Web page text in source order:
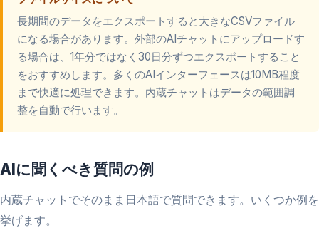
長期間のデータをエクスポートすると大きなCSVファイル
になる場合があります。外部のAIチャットにアップロードす
る場合は、1年分ではなく30日分ずつエクスポートすること
をおすすめします。多くのAIインターフェースは10MB程度
まで快適に処理できます。内蔵チャットはデータの範囲調
整を自動で行います。
AIに聞くべき質問の例
内蔵チャットでそのまま日本語で質問できます。いくつか例を
挙げます。